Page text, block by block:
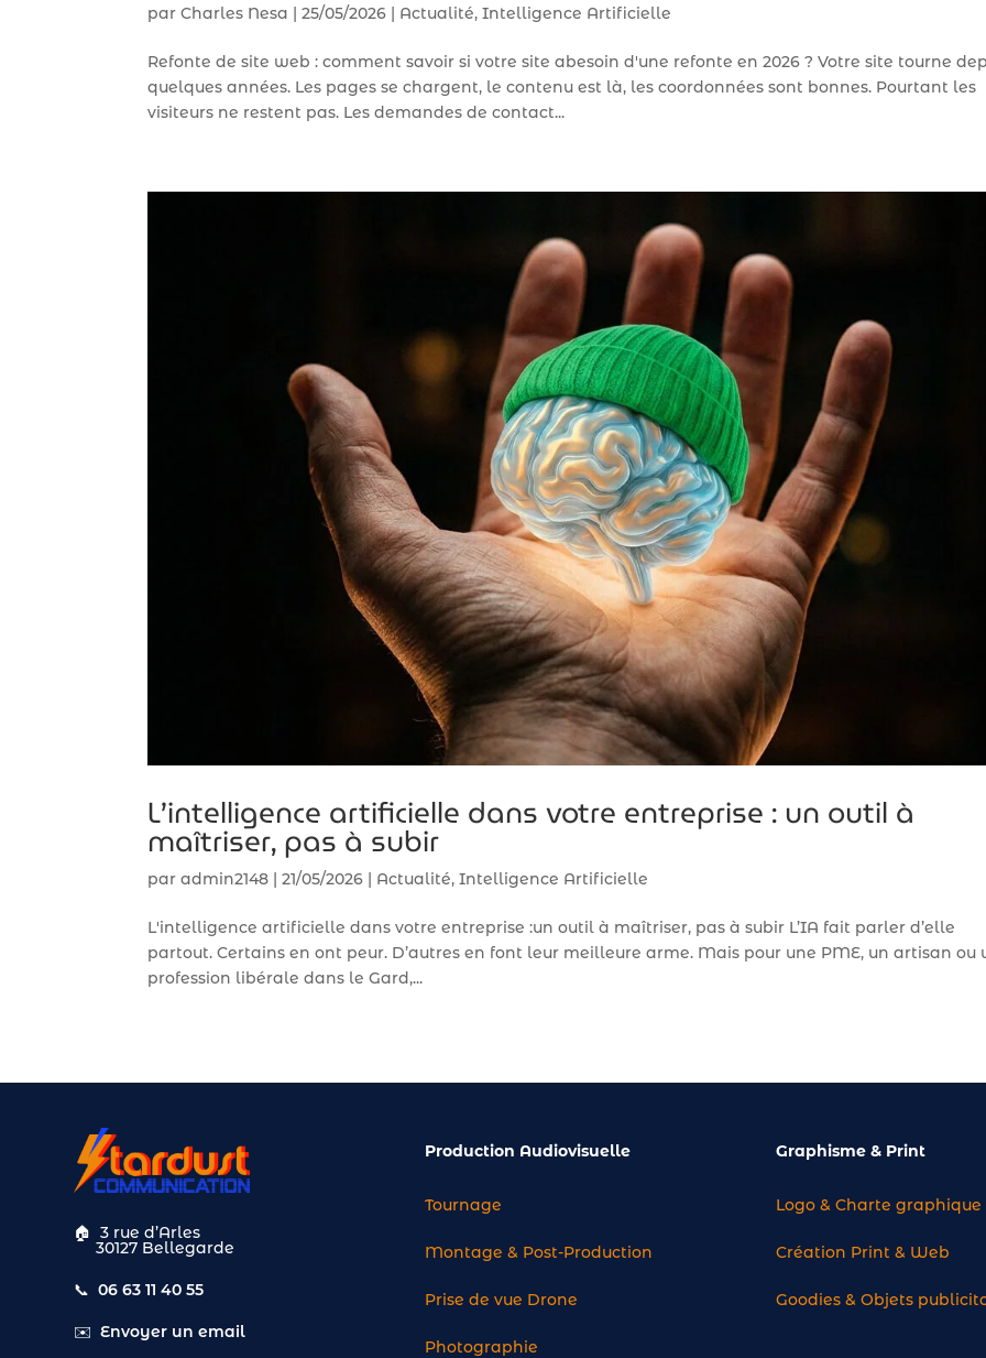
parCharles Nesa |25/05/2026 | Actualité,Intelligence Artificielle
Refonte de site web : comment savoir si votre site abesoin d'une refonte en 2026 ? Votre site tourne
quelques années. Les pages se chargent, le contenu est là, les coordonnées sont bonnes. Pourtant les
visiteurs ne restent pas. Les demandes de contact...
L’intelligence artificielle dans votre entreprise : un outil à
maîtriser, pas à subir
paradmin2148 |21/05/2026 | Actualité,Intelligence Artificielle
L'intelligence artificielle dans votre entreprise :un outil à maîtriser, pas à subir L’IA fait parler d’elle
partout. Certains en ont peur. D’autres en font leur meilleure arme. Mais pour une PME, un artisan ou
profession libérale dans le Gard,...
🏠3 rue d’Arles
30127 Bellegarde
📞06 63 11 40 55
✉️Envoyer un email
Production Audiovisuelle
Tournage
Montage & Post-Production
Prise de vue Drone
Photographie
Graphisme & Print
Logo & Charte graphique
Création Print & Web
Goodies & Objets